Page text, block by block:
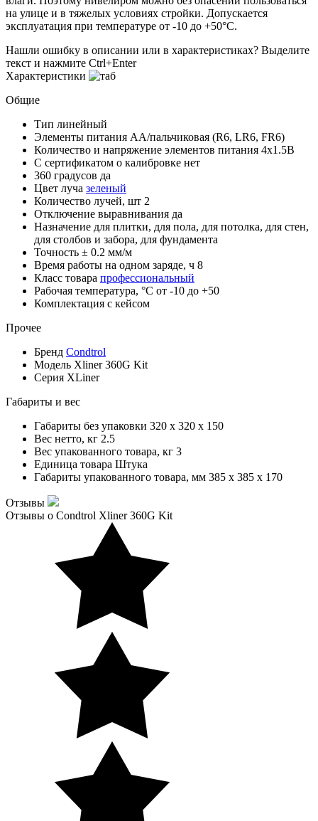
на улице и в тяжелых условиях стройки. Допускается
эксплуатация при температуре от -10 до +50°С.
Нашли ошибку в описании или в характеристиках? Выделите
текст и нажмите Ctrl+Enter
Характеристики
Общие
Тип линейный
Элементы питания AA/пальчиковая (R6, LR6, FR6)
Количество и напряжение элементов питания 4х1.5В
С сертификатом о калибровке нет
360 градусов да
Цвет луча зеленый
Количество лучей, шт 2
Отключение выравнивания да
Назначение для плитки, для пола, для потолка, для стен,
для столбов и забора, для фундамента
Точность ± 0.2 мм/м
Время работы на одном заряде, ч 8
Класс товара профессиональный
Рабочая температура, °С от -10 до +50
Комплектация с кейсом
Прочее
Бренд Condtrol
Модель Xliner 360G Kit
Серия XLiner
Габариты и вес
Габариты без упаковки 320 x 320 x 150
Вес нетто, кг 2.5
Вес упакованного товара, кг 3
Единица товара Штука
Габариты упакованного товара, мм 385 x 385 x 170
Отзывы
Отзывы о Condtrol Xliner 360G Kit